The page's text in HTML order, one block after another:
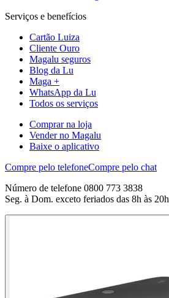
Serviços e benefícios
Cartão Luiza
Cliente Ouro
Magalu seguros
Blog da Lu
Maga +
WhatsApp da Lu
Todos os serviços
Comprar na loja
Vender no Magalu
Baixe o aplicativo
Compre pelo telefoneCompre pelo chat
Número de telefone 0800 773 3838
Seg. à Dom. exceto feriados das 8h às 20h